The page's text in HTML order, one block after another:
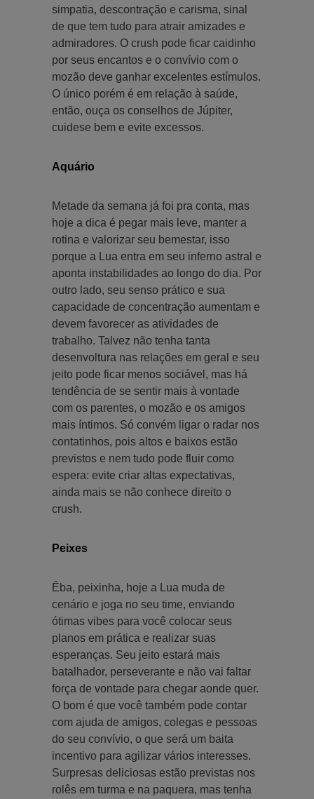
simpatia, descontração e carisma, sinal
de que tem tudo para atrair amizades e
admiradores. O crush pode ficar caidinho
por seus encantos e o convívio com o
mozão deve ganhar excelentes estímulos.
O único porém é em relação à saúde,
então, ouça os conselhos de Júpiter,
cuidese bem e evite excessos.
Aquário
Metade da semana já foi pra conta, mas
hoje a dica é pegar mais leve, manter a
rotina e valorizar seu bemestar, isso
porque a Lua entra em seu inferno astral e
aponta instabilidades ao longo do dia. Por
outro lado, seu senso prático e sua
capacidade de concentração aumentam e
devem favorecer as atividades de
trabalho. Talvez não tenha tanta
desenvoltura nas relações em geral e seu
jeito pode ficar menos sociável, mas há
tendência de se sentir mais à vontade
com os parentes, o mozão e os amigos
mais íntimos. Só convém ligar o radar nos
contatinhos, pois altos e baixos estão
previstos e nem tudo pode fluir como
espera: evite criar altas expectativas,
ainda mais se não conhece direito o
crush.
Peixes
Êba, peixinha, hoje a Lua muda de
cenário e joga no seu time, enviando
ótimas vibes para você colocar seus
planos em prática e realizar suas
esperanças. Seu jeito estará mais
batalhador, perseverante e não vai faltar
força de vontade para chegar aonde quer.
O bom é que você também pode contar
com ajuda de amigos, colegas e pessoas
do seu convívio, o que será um baita
incentivo para agilizar vários interesses.
Surpresas deliciosas estão previstas nos
rolês em turma e na paquera, mas tenha